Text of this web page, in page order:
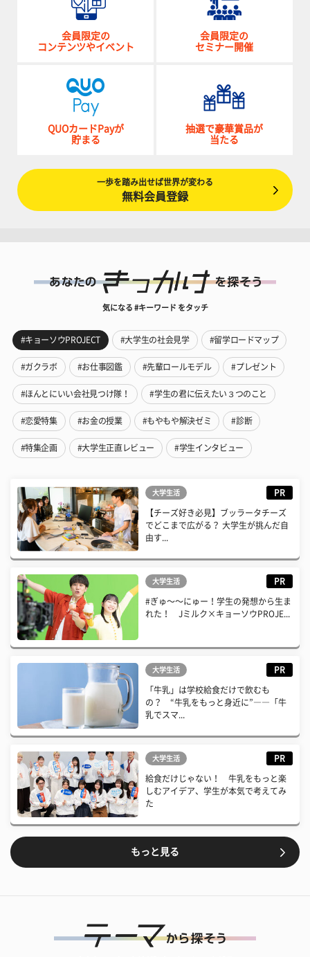
会員限定の
コンテンツやイベント
会員限定の
セミナー開催
QUOカードPayが
貯まる
抽選で豪華賞品が
当たる
一歩を踏み出せば世界が変わる
無料会員登録
気になる #キーワード をタッチ
#キョーソウPROJECT #大学生の社会見学 #留学ロードマップ
#ガクラボ #お仕事図鑑 #先輩ロールモデル #プレゼント
#ほんとにいい会社見つけ隊！ #学生の君に伝えたい３つのこと
#恋愛特集 #お金の授業 #もやもや解決ゼミ #診断
#特集企画 #大学生正直レビュー #学生インタビュー
大学生活 PR
【チーズ好き必見】ブッラータチーズ
でどこまで広がる？ 大学生が挑んだ自
由す...
大学生活 PR
#ぎゅ〜〜にゅー！学生の発想から生ま
れた！ Jミルク×キョーソウPROJE...
大学生活 PR
「牛乳」は学校給食だけで飲むも
の？ “牛乳をもっと身近に”――「牛
乳でスマ...
大学生活 PR
給食だけじゃない！ 牛乳をもっと楽
しむアイデア、学生が本気で考えてみ
た
もっと見る